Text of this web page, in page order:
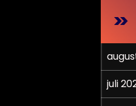
juli